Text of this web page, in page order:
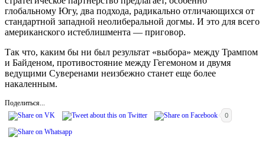
глобальному Югу, два подхода, радикально отличающихся от
стандартной западной неолиберальной догмы. И это для всего
американского истеблишмента — приговор.
Так что, каким бы ни был результат «выбора» между Трампом
и Байденом, противостояние между Гегемоном и двумя
ведущими Суверенами неизбежно станет еще более
накаленным.
Поделиться...
0